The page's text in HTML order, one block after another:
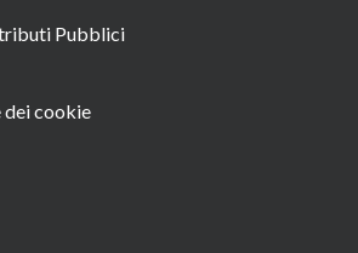
Pubblici
dei cookie